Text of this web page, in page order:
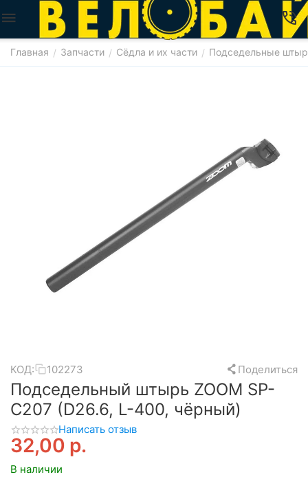
Главная / Запчасти / Сёдла и их части / Подседельные
КОД: 102273 Поделиться
Подседельный штырь ZOOM SP-
C207 (D26.6, L-400, чёрный)
Написать отзыв
32,00 р.
В наличии